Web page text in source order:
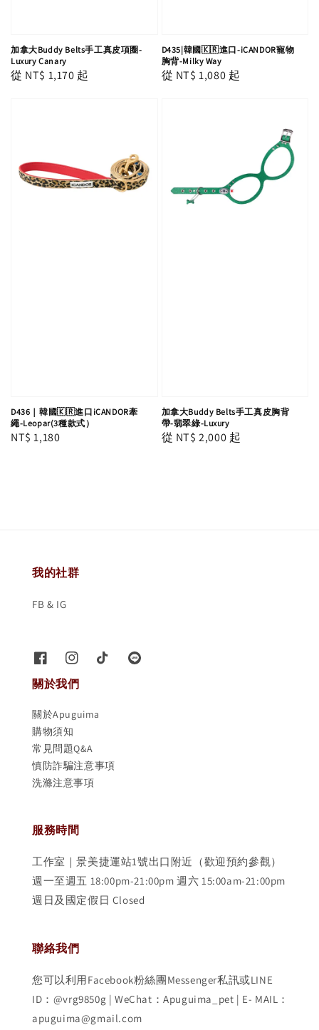
加拿大Buddy Belts手工真皮項圈-
Luxury Canary
Regular
從 NT$ 1,170 起
D435|韓國🇰🇷進口-iCANDOR寵物
胸背-Milky Way
Regular
從 NT$ 1,080 起
D436｜韓國🇰🇷進口iCANDOR牽
繩-Leopar(3種款式）
Regular
NT$ 1,180
加拿大Buddy Belts手工真皮胸背
帶-翡翠綠-Luxury
Regular
從 NT$ 2,000 起
我的社群
FB & IG
關於我們
關於Apuguima
購物須知
常見問題Q&A
慎防詐騙注意事項
洗滌注意事項
服務時間
工作室｜景美捷運站1號出口附近（歡迎預約參觀）
週一至週五 18:00pm-21:00pm 週六 15:00am-21:00pm
週日及國定假日 Closed
聯絡我們
您可以利用Facebook粉絲團Messenger私訊或LINE
ID：@vrg9850g | WeChat：Apuguima_pet | E- MAIL：
apuguima@gmail.com